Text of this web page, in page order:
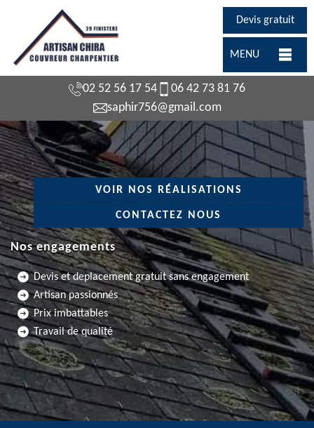
Devis gratuit
MENU
02 52 56 17 54
06 42 73 81 76
saphir756@gmail.com
VOIR NOS RÉALISATIONS
CONTACTEZ NOUS
Nos engagements
Devis et deplacement gratuit sans engagement
Artisan passionnés
Prix imbattables
Travail de qualité